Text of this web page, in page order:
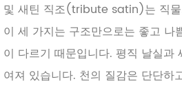
및 새틴 직조(tribute satin)는 직물
이 세 가지는 구조만으로는 좋고 나
이 다르기 때문입니다. 평직 날실과
여져 있습니다. 천의 질감은 단단하